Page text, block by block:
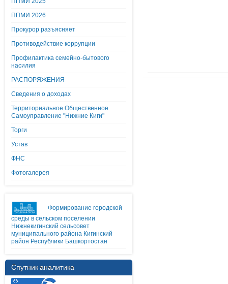
ППМИ 2026
Прокурор разъясняет
Противодействие коррупции
Профилактика семейно-бытового
насилия
РАСПОРЯЖЕНИЯ
Сведения о доходах
Территориальное Общественное
Самоуправление "Нижние Киги"
Торги
Устав
ФНС
Фотогалерея
Формирование городской
среды в сельском поселении
Нижнекигинский сельсовет
муниципального района Кигинский
район Республики Башкортостан
Спутник аналитика